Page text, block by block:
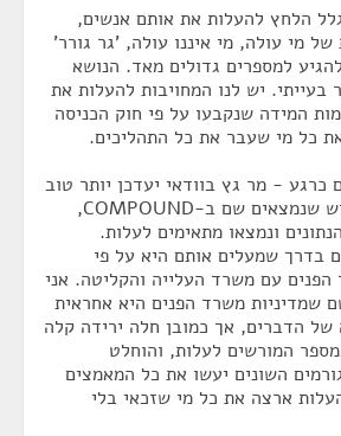
הלחץ להעלות את אותם אנשים,
של מי עולה, מי איננו עולה, 'גר גורר'
למספרים גדולים מאד. הנושא
בעייתי. יש לנו המחויבות להעלות את
המידה שנקבעו על פי חוק הכניסה
כל מי שעבר את כל התהליכים.
כרגע - מר גץ בוודאי יעדכן יותר טוב
- יש כ- 500-600 איש שנמצאים שם ב-COMPOUND,
ונמצאו מתאימים לעלות.
בדרך שמעלים אותם היא על פי
עם משרד העלייה והקליטה. אני
שמדיניות משרד הפנים היא אחראית
של הדברים, אך כמובן חלה ירידה קלה
המורשים לעלות, והוחלט
השונים יעשו את כל המאמצים
ארצה את כל מי שזכאי בלי